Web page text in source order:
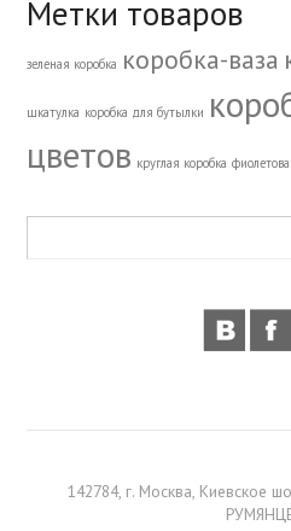
Метки товаров
зеленая коробка коробка-ваза
шкатулка коробка для бутылки
цветов круглая коробка
142784, г. Москва, Киевское